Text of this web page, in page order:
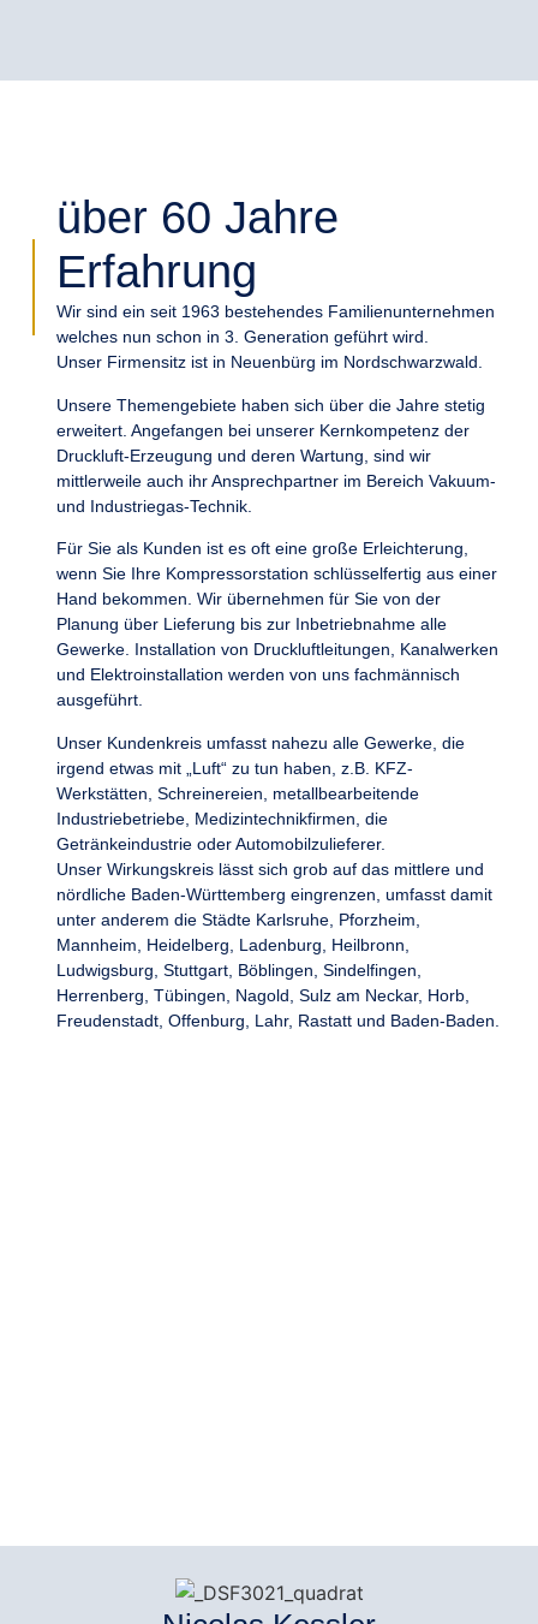
über 60 Jahre
Erfahrung
Wir sind ein seit 1963 bestehendes Familienunternehmen
welches nun schon in 3. Generation geführt wird.
Unser Firmensitz ist in Neuenbürg im Nordschwarzwald.
Unsere Themengebiete haben sich über die Jahre stetig
erweitert. Angefangen bei unserer Kernkompetenz der
Druckluft-Erzeugung und deren Wartung, sind wir
mittlerweile auch ihr Ansprechpartner im Bereich Vakuum-
und Industriegas-Technik.
Für Sie als Kunden ist es oft eine große Erleichterung,
wenn Sie Ihre Kompressorstation schlüsselfertig aus einer
Hand bekommen. Wir übernehmen für Sie von der
Planung über Lieferung bis zur Inbetriebnahme alle
Gewerke. Installation von Druckluftleitungen, Kanalwerken
und Elektroinstallation werden von uns fachmännisch
ausgeführt.
Unser Kundenkreis umfasst nahezu alle Gewerke, die
irgend etwas mit „Luft“ zu tun haben, z.B. KFZ-
Werkstätten, Schreinereien, metallbearbeitende
Industriebetriebe, Medizintechnikfirmen, die
Getränkeindustrie oder Automobilzulieferer.
Unser Wirkungskreis lässt sich grob auf das mittlere und
nördliche Baden-Württemberg eingrenzen, umfasst damit
unter anderem die Städte Karlsruhe, Pforzheim,
Mannheim, Heidelberg, Ladenburg, Heilbronn,
Ludwigsburg, Stuttgart, Böblingen, Sindelfingen,
Herrenberg, Tübingen, Nagold, Sulz am Neckar, Horb,
Freudenstadt, Offenburg, Lahr, Rastatt und Baden-Baden.